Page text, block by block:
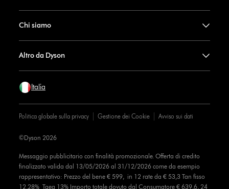
Chi siamo
Altro da Dyson
Italia
Politica globale sulla privacy Gestione dei Cookie Avviso sui dati
Messaggio pubblicitario con finalità promozionale. Offerta di credito
finalizzato valida dal 13/05/2026 al 31/12/2026 come da esempio
rappresentativo: Prezzo del bene € 599, in 12 rate da € 53,3 Tan fisso
12,28% Taeg 13% Importo totale dovuto dal Consumatore € 639,6, 24
©Dyson 2026